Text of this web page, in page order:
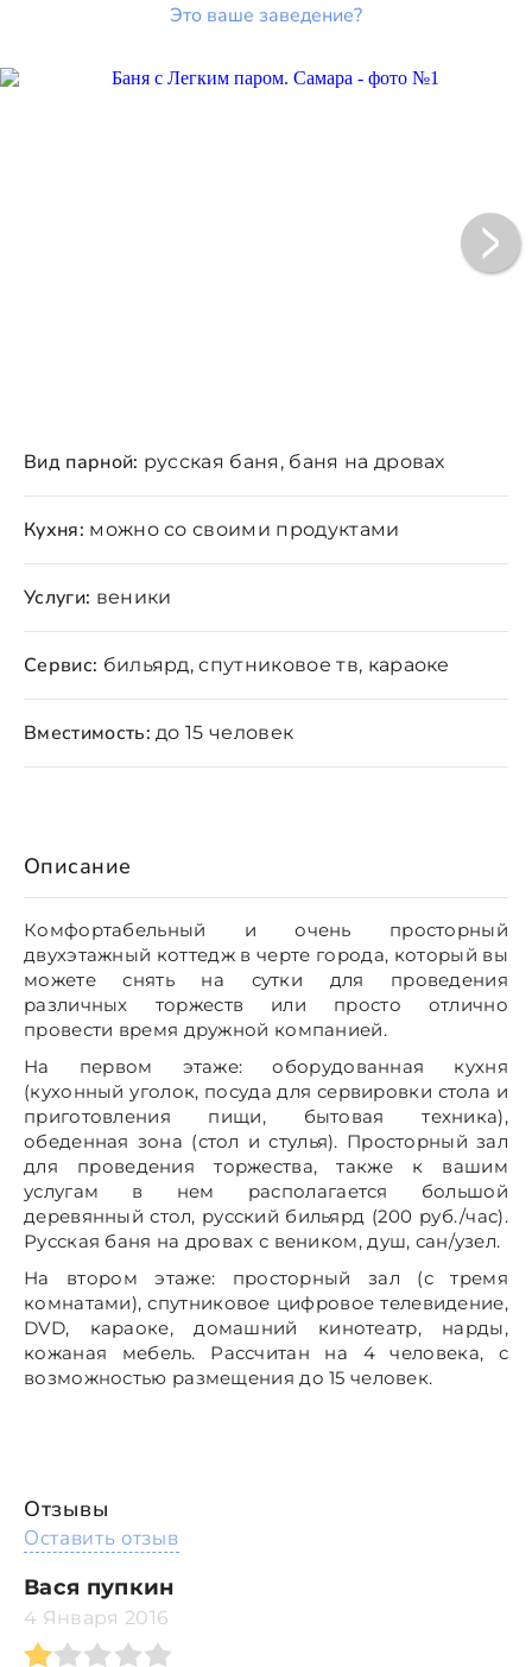
Это ваше заведение?
Описание
Комфортабельный и очень просторный
двухэтажный коттедж в черте города, который вы
можете снять на сутки для проведения
различных торжеств или просто отлично
провести время дружной компанией.
На первом этаже: оборудованная кухня
(кухонный уголок, посуда для сервировки стола и
приготовления пищи, бытовая техника),
обеденная зона (стол и стулья). Просторный зал
для проведения торжества, также к вашим
услугам в нем располагается большой
деревянный стол, русский бильярд (200 руб./час).
Русская баня на дровах с веником, душ, сан/узел.
На втором этаже: просторный зал (с тремя
комнатами), спутниковое цифровое телевидение,
DVD, караоке, домашний кинотеатр, нарды,
кожаная мебель. Рассчитан на 4 человека, с
возможностью размещения до 15 человек.
Вид парной: русская баня, баня на дровах
Кухня: можно со своими продуктами
Услуги: веники
Сервис: бильярд, спутниковое тв, караоке
Вместимость: до 15 человек
Отзывы
Оставить отзыв
Вася пупкин
4 Января 2016